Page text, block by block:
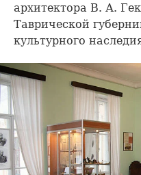
архитектора В. А.
Таврической
культурного